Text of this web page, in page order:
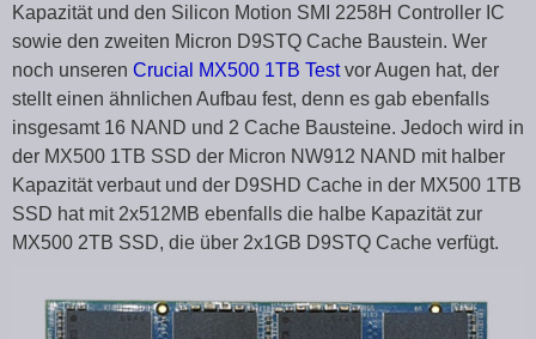
Kapazität und den Silicon Motion SMI 2258H Controller IC
sowie den zweiten Micron D9STQ Cache Baustein. Wer
noch unseren Crucial MX500 1TB Testvor Augen hat, der
stellt einen ähnlichen Aufbau fest, denn es gab ebenfalls
insgesamt 16 NAND und 2 Cache Bausteine. Jedoch wird in
der MX500 1TB SSD der Micron NW912 NAND mit halber
Kapazität verbaut und der D9SHD Cache in der MX500 1TB
SSD hat mit 2x512MB ebenfalls die halbe Kapazität zur
MX500 2TB SSD, die über 2x1GB D9STQ Cache verfügt.